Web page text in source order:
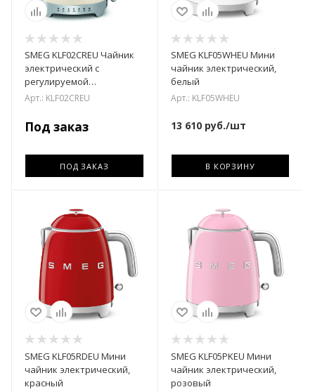
SMEG KLF02CREU Чайник
электрический с
регулируемой
температурой кремовый
Арт.: KLF02CREU
Под заказ
ПОД ЗАКАЗ
SMEG KLF05WHEU Мини
чайник электрический,
белый
Арт.: KLF05WHEU
13 610руб./шт
В КОРЗИНУ
SMEG KLF05RDEU Мини
чайник электрический,
красный
SMEG KLF05PKEU Мини
чайник электрический,
розовый